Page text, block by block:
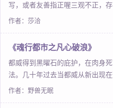
写，或者友善指正喔三观不正，
作者：莎洽
《魂行都市之凡心破浪》
都威得到黑曜石的庇护，在肉身
法。几十年过去当都威从新出现
作者：野兽无眠